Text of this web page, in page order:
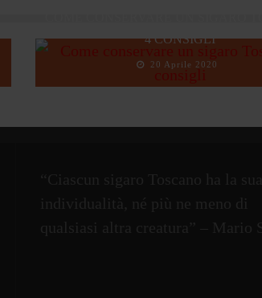
4 CONSIGLI
20 Aprile 2020